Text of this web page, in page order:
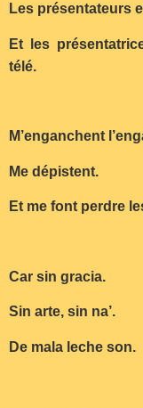
Les présentateurs
Et les
télé.
M’enganchent
Me dépistent.
Et me font perdre
Car sin gracia.
Sin arte, sin na’.
De mala leche son.